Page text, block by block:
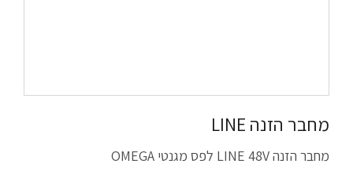
מחבר הזנה LINE
מחבר הזנה LINE 48V לפס מגנטי OMEGA